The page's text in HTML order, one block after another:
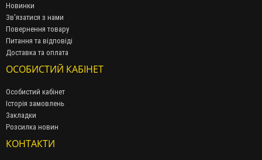
Новинки
Зв'язатися з нами
Повернення товару
Питання та відповіді
Доставка та оплата
ОСОБИСТИЙ КАБІНЕТ
Особистий кабінет
Історія замовлень
Закладки
Розсилка новин
КОНТАКТИ